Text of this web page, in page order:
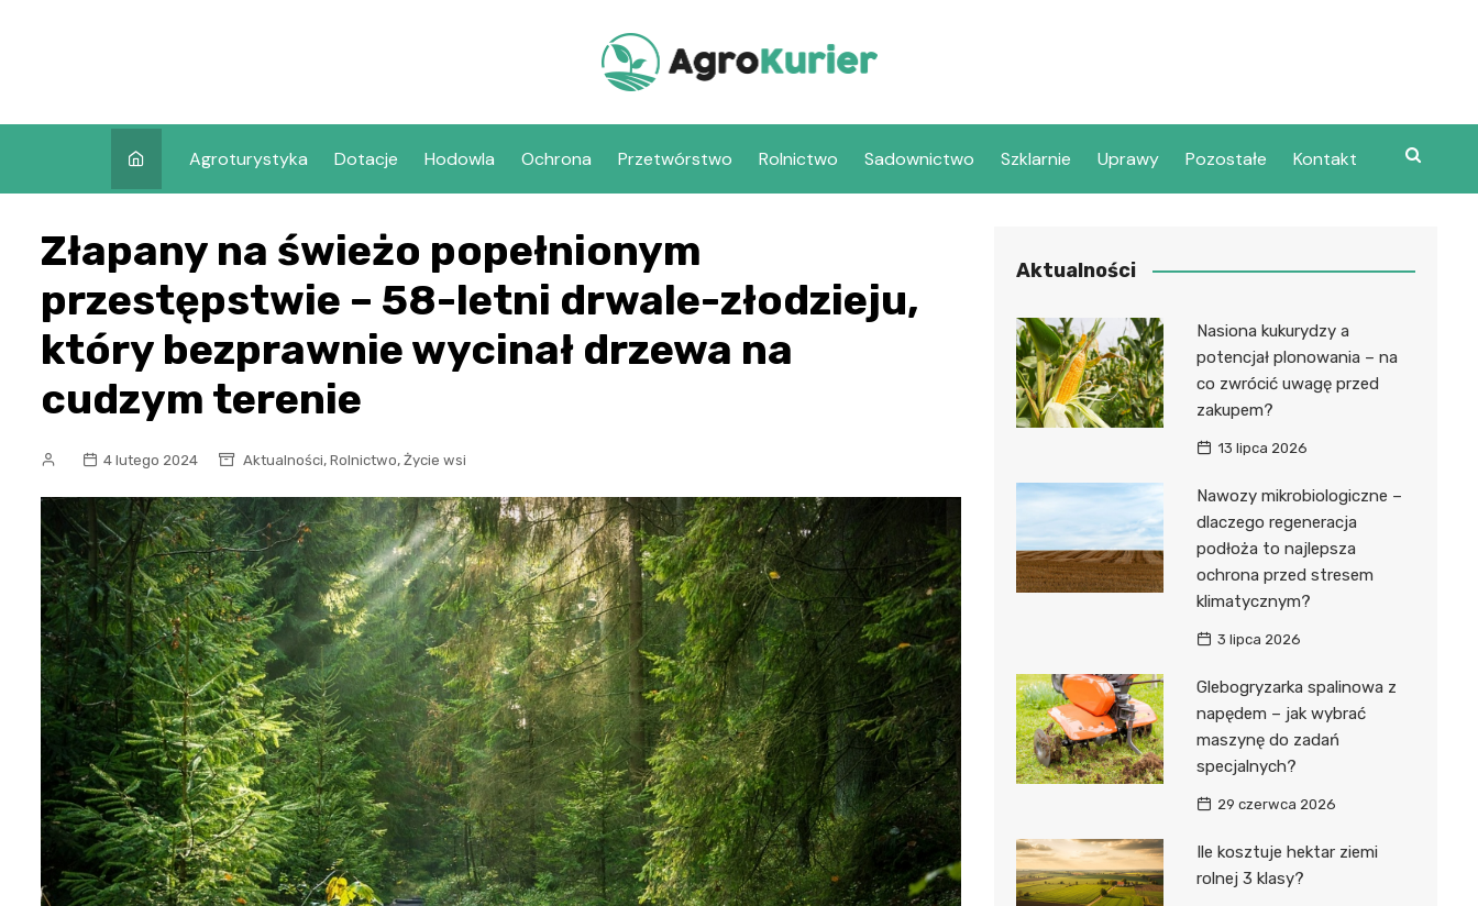
Agroturystyka Dotacje Hodowla Ochrona Przetwórstwo Rolnictwo Sadownictwo Szklarnie Uprawy Pozostałe Kontakt
Złapany na świeżo popełnionym
przestępstwie – 58-letni drwale-złodzieju,
który bezprawnie wycinał drzewa na
cudzym terenie
4 lutego 2024 Aktualności, Rolnictwo, Życie wsi
Aktualności
Nasiona kukurydzy a
potencjał plonowania – na
co zwrócić uwagę przed
zakupem?
13 lipca 2026
Nawozy mikrobiologiczne –
dlaczego regeneracja
podłoża to najlepsza
ochrona przed stresem
klimatycznym?
3 lipca 2026
Glebogryzarka spalinowa z
napędem – jak wybrać
maszynę do zadań
specjalnych?
29 czerwca 2026
Ile kosztuje hektar ziemi
rolnej 3 klasy?